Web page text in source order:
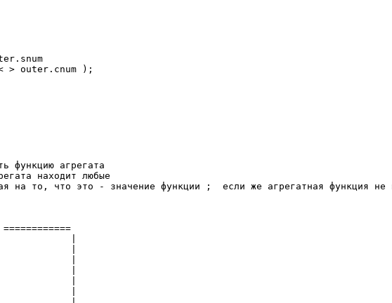
> outer.cnum );
функцию агрегата
находит любые
на то, что это - значение функции ;  если же агрегатная функция не
============
|
|
|
|
|